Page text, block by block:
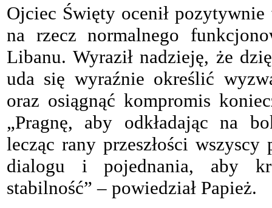
Ojciec Święty ocenił
na rzecz normalnego
Libanu. Wyraził nadzieję, że
uda się wyraźnie określić
oraz osiągnąć kompromis
„Pragnę, aby odkładając na
lecząc rany przeszłości
dialogu i pojednania, aby
stabilność” – powiedział Papież.